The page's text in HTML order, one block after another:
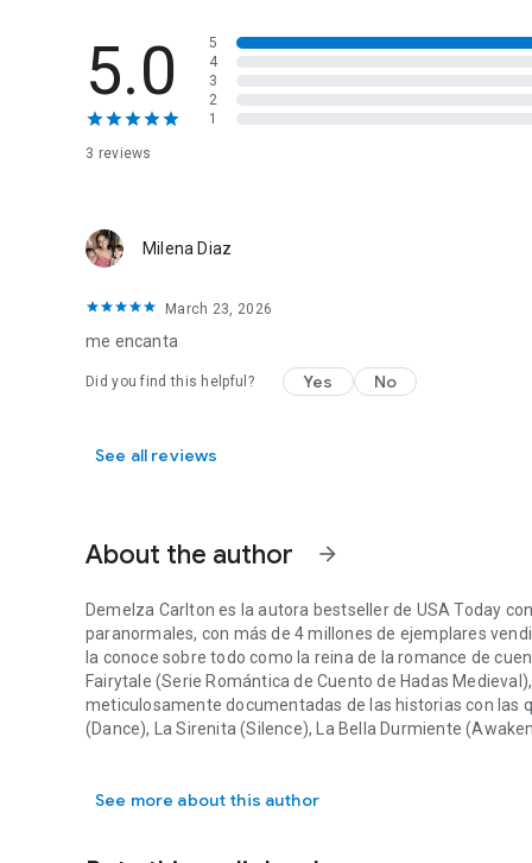
5.0
3 reviews
5
4
3
2
1
Milena Diaz
March 23, 2026
me encanta
Did you find this helpful? Yes No
See all reviews
About the author arrow_forward
Demelza Carlton es la autora bestseller de USA Today
paranormales, con más de 4 millones de ejemplares
la conoce sobre todo como la reina de la romance de
Fairytale (Serie Romántica de Cuento de Hadas
meticulosamente documentadas de las historias con las
(Dance), La Sirenita (Silence), La Bella Durmiente
de amar el «vivieron felices para siempre». Si los
See more about this author